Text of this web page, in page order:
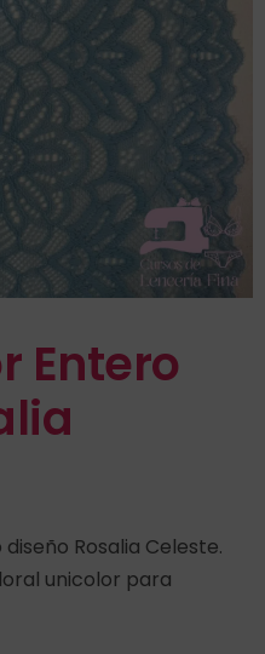
Entero
Rosalia Celeste.
unicolor para